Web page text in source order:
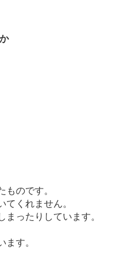
のです。
くれません。
ったりしています。
す。